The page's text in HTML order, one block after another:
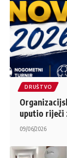
DRUŠTVO
uputio riječi
09/06/2026